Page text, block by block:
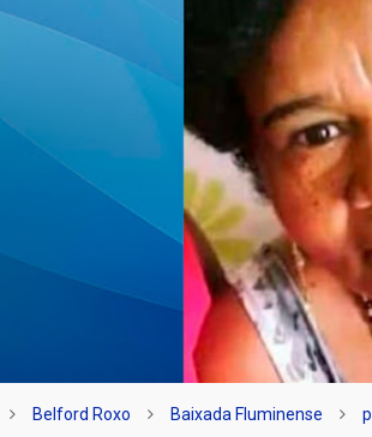
Belford Roxo Baixada Fluminense